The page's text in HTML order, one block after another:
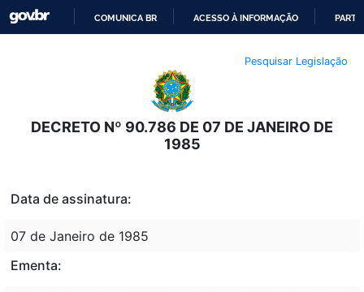
O
CONTEÚDO
COMUNICA BR ACESSO À INFORMAÇÃO
Pesquisar Legislação
DECRETO Nº 90.786 DE 07 DE JANEIRO DE
1985
Data de assinatura:
07 de Janeiro de 1985
Ementa: